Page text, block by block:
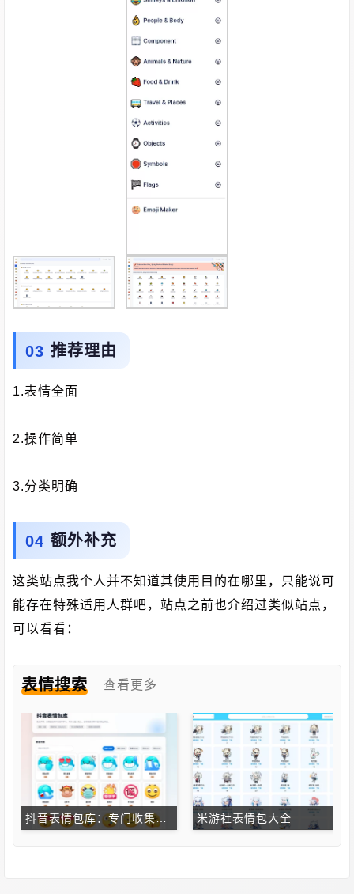
推荐理由
1.表情全面
2.操作简单
3.分类明确
额外补充
这类站点我个人并不知道其使用目的在哪里，只能说可
能存在特殊适用人群吧，站点之前也介绍过类似站点，
可以看看：
表情搜索 查看更多
抖音表情包库：专门收集和整理抖音平台表情包 米游社表情包大全